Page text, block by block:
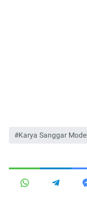
Karya Sanggar Model